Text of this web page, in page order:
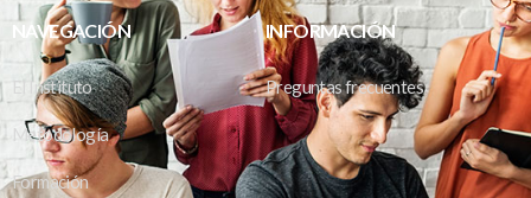
NAVEGACIÓN
El Instituto
Metodología
Formación
INFORMACIÓN
Preguntas frecuentes